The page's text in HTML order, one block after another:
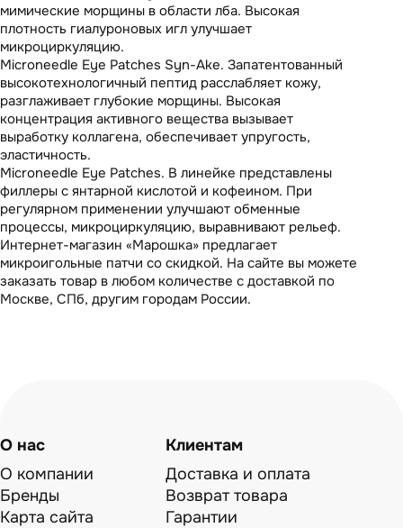
мимические морщины в области лба. Высокая
плотность гиалуроновых игл улучшает
микроциркуляцию.
Microneedle Eye Patches Syn-Ake. Запатентованный
высокотехнологичный пептид расслабляет кожу,
разглаживает глубокие морщины. Высокая
концентрация активного вещества вызывает
выработку коллагена, обеспечивает упругость,
эластичность.
Microneedle Eye Patches. В линейке представлены
филлеры с янтарной кислотой и кофеином. При
регулярном применении улучшают обменные
процессы, микроциркуляцию, выравнивают рельеф.
Интернет-магазин «Марошка» предлагает
микроигольные патчи со скидкой. На сайте вы можете
заказать товар в любом количестве с доставкой по
Москве, СПб, другим городам России.
О нас
О компании
Бренды
Карта сайта
Клиентам
Доставка и оплата
Возврат товара
Гарантии